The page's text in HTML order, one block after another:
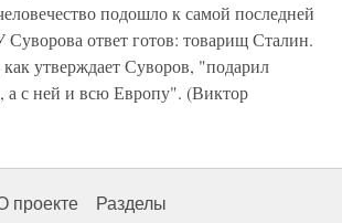
подошло к самой последней
Суворова ответ готов: товарищ Сталин.
утверждает Суворов, "подарил
а с ней и всю Европу". (Виктор
проекте Разделы